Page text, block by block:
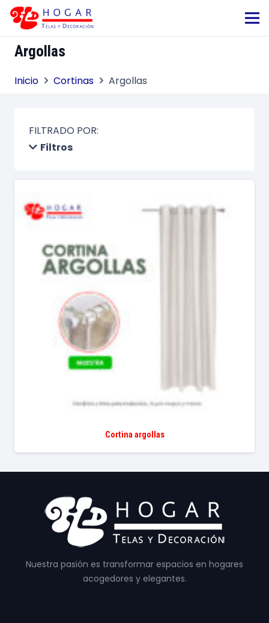
Argollas
Inicio Cortinas Argollas
FILTRADO POR:
Filtros
Cortina argollas
Nuestra pasión es transformar espacios en hogares
acogedores y elegantes.